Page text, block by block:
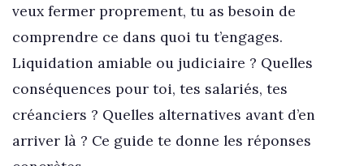
veux fermer proprement, tu as besoin de
comprendre ce dans quoi tu t’engages.
Liquidation amiable ou judiciaire ? Quelles
conséquences pour toi, tes salariés, tes
créanciers ? Quelles alternatives avant d’en
arriver là ? Ce guide te donne les réponses